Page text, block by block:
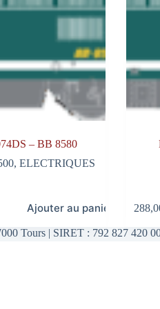
– BB 8580
,ELECTRIQUES
Ajouter au panier
Tours | SIRET : 792 827 420